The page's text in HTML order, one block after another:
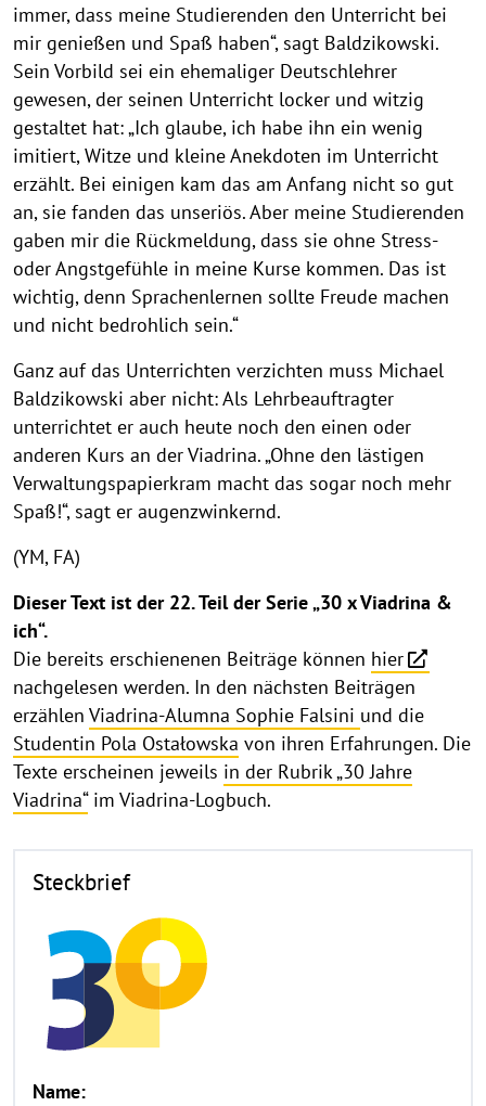
immer, dass meine Studierenden den Unterricht bei
mir genießen und Spaß haben“, sagt Baldzikowski.
Sein Vorbild sei ein ehemaliger Deutschlehrer
gewesen, der seinen Unterricht locker und witzig
gestaltet hat: „Ich glaube, ich habe ihn ein wenig
imitiert, Witze und kleine Anekdoten im Unterricht
erzählt. Bei einigen kam das am Anfang nicht so gut
an, sie fanden das unseriös. Aber meine Studierenden
gaben mir die Rückmeldung, dass sie ohne Stress-
oder Angstgefühle in meine Kurse kommen. Das ist
wichtig, denn Sprachenlernen sollte Freude machen
und nicht bedrohlich sein.“
Ganz auf das Unterrichten verzichten muss Michael
Baldzikowski aber nicht: Als Lehrbeauftragter
unterrichtet er auch heute noch den einen oder
anderen Kurs an der Viadrina. „Ohne den lästigen
Verwaltungspapierkram macht das sogar noch mehr
Spaß!“, sagt er augenzwinkernd.
(YM, FA)
Dieser Text ist der 22. Teil der Serie „30 x Viadrina &
ich“.
Die bereits erschienenen Beiträge können hier
nachgelesen werden. In den nächsten Beiträgen
erzählen Viadrina-Alumna Sophie Falsini und die
Studentin Pola Ostałowska von ihren Erfahrungen. Die
Texte erscheinen jeweils in der Rubrik „30 Jahre
Viadrina“im Viadrina-Logbuch.
Steckbrief
Name: